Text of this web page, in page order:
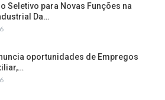
Seletivo para Novas Funções na
Da…
oportunidades de Empregos